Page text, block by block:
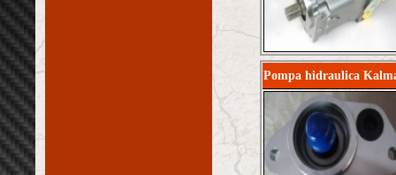
Pompa hidraulica